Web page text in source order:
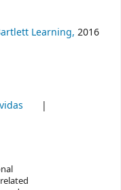
Learning, 2016